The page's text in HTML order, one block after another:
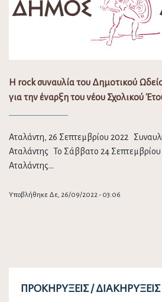
Η rock συναυλία του Δημοτικού
για την έναρξη του νέου Σχολικού
Αταλάντη, 26 Σεπτεμβρίου 2022
Αταλάντης Το Σάββατο 24 Σεπτεμβρίου
Αταλάντης…
Υποβλήθηκε Δε, 26/09/2022 - 03:06
ΠΡΟΚΗΡΎΞΕΙΣ / ΔΙΑΚΗΡΎΞΕΙΣ